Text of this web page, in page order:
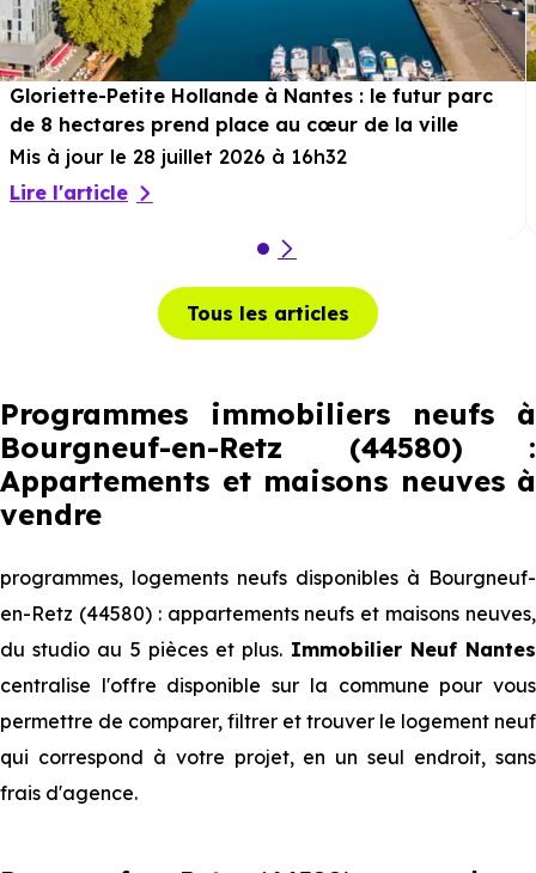
Gloriette-Petite Hollande à Nantes : le futur parc
de 8 hectares prend place au cœur de la ville
Mis à jour le 28 juillet 2026 à 16h32
Lire l'article
Tous les articles
Programmes immobiliers neufs à
Bourgneuf-en-Retz (44580) :
Appartements et maisons neuves à
vendre
programmes, logements neufs disponibles à Bourgneuf-
en-Retz (44580) : appartements neufs et maisons neuves,
du studio au 5 pièces et plus. Immobilier Neuf Nantes
centralise l'offre disponible sur la commune pour vous
permettre de comparer, filtrer et trouver le logement neuf
qui correspond à votre projet, en un seul endroit, sans
frais d'agence.